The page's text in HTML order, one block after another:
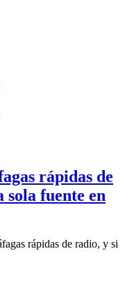
rápidas de
sola fuente en
rápidas de radio, y si